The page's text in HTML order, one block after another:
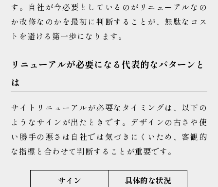
す。自社が今必要としているのがリニューアルなの
か改修なのかを最初に判断することが、無駄なコス
トを避ける第一歩になります。
リニューアルが必要になる代表的なパターンと
は
サイトリニューアルが必要なタイミングは、以下の
ようなサインが出たときです。デザインの古さや使
い勝手の悪さは自社では気づきにくいため、客観的
な指標と合わせて判断することが重要です。
サイン 具体的な状況